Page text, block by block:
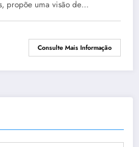
propõe uma visão de…
Consulte Mais Informação